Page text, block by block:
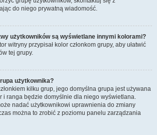
do niego prywatną wiadomość.
użytkowników są wyświetlane innymi kolorami?
witryny przypisał kolor członkom grupy, aby ułatwić
tej grupy.
użytkownika?
kilku grup, jego domyślna grupa jest używana
i ranga będzie domyślnie dla niego wyświetlana.
nadać użytkownikowi uprawnienia do zmiany
można to zrobić z poziomu panelu zarządzania